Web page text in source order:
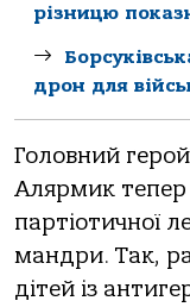
різницю
дрон для
Головний
Алярмик
партіотичної
мандри. Так,
дітей із